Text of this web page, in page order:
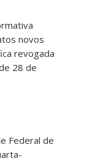
novos
revogada
28 de
Federal de